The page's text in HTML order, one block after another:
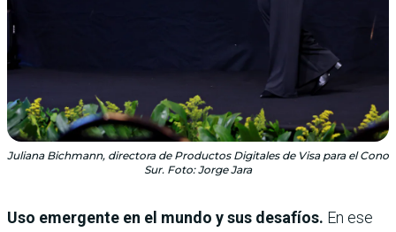
Juliana Bichmann, directora de Productos Digitales de Visa para el Cono
Sur. Foto: Jorge Jara
Uso emergente en el mundo y sus desafíos. En ese